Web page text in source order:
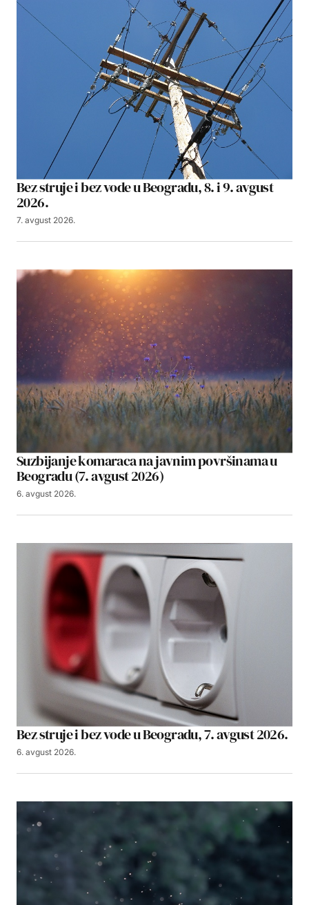
Bez struje i bez vode u Beogradu, 8. i 9. avgust
2026.
7. avgust 2026.
Suzbijanje komaraca na javnim površinama u
Beogradu (7. avgust 2026)
6. avgust 2026.
Bez struje i bez vode u Beogradu, 7. avgust 2026.
6. avgust 2026.